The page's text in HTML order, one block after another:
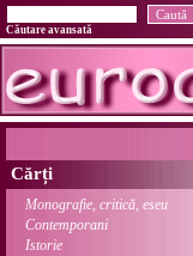
Căutare avansată
Cărți
Monografie, critică, eseu
Contemporani
Istorie